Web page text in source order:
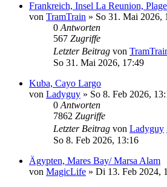
Frankreich, Insel La Reunion,
von TramTrain » So 31. Mai 2026,
0 Antworten
567 Zugriffe
Letzter Beitrag von
So 31. Mai 2026, 17:49
Kuba, Cayo Largo
von Ladyguy » So 8. Feb 2026,
0 Antworten
7862 Zugriffe
Letzter Beitrag von Ladyguy
So 8. Feb 2026, 13:16
Ägypten, Mares Bay/ Marsa Alam
von MagicLife » Di 13. Feb 2024,